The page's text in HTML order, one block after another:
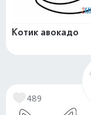
Котик авокадо
489